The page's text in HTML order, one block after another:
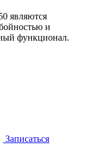
являются
и
функционал.
Записаться